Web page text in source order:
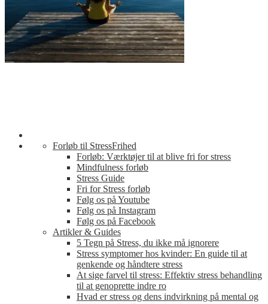
Forløb til StressFrihed
Forløb: Værktøjer til at blive fri for stress
Mindfulness forløb
Stress Guide
Fri for Stress forløb
Følg os på Youtube
Følg os på Instagram
Følg os på Facebook
Artikler & Guides
5 Tegn på Stress, du ikke må ignorere
Stress symptomer hos kvinder: En guide til at
genkende og håndtere stress
At sige farvel til stress: Effektiv stress behandling
til at genoprette indre ro
Hvad er stress og dens indvirkning på mental og